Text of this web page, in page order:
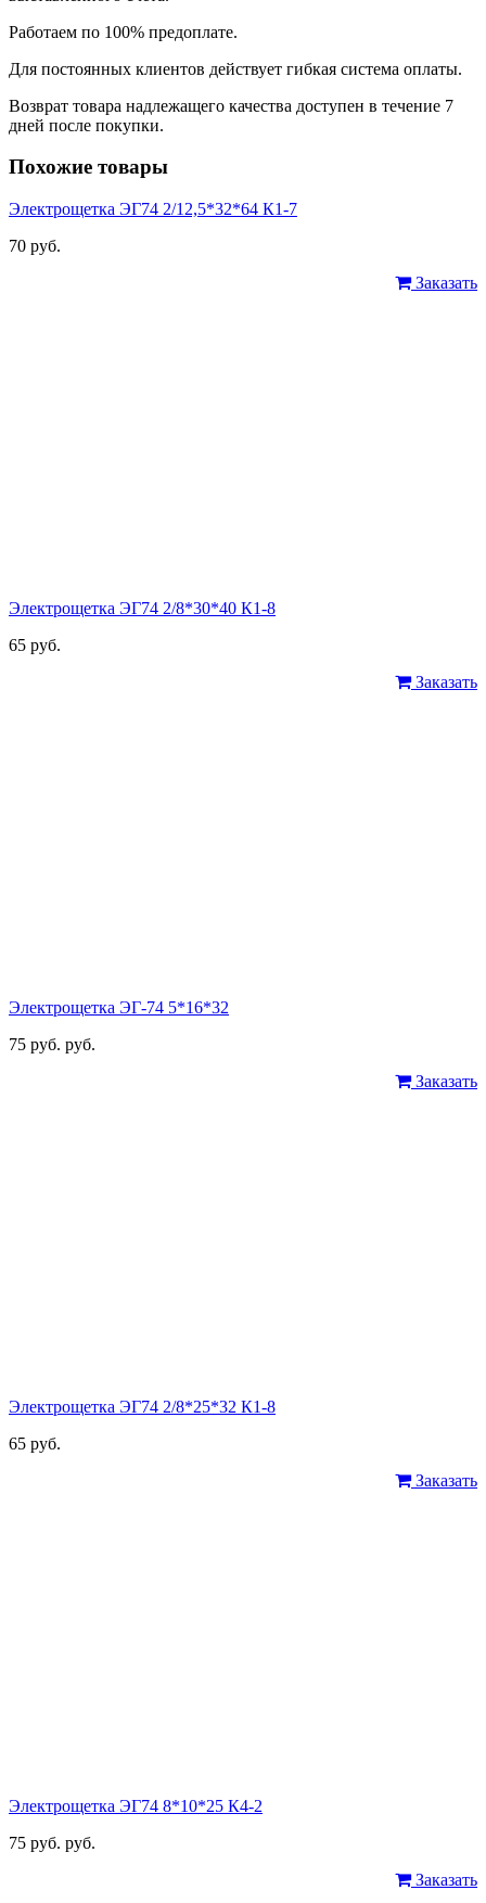
Работаем по 100% предоплате.
Для постоянных клиентов действует гибкая система оплаты.
Возврат товара надлежащего качества доступен в течение 7
дней после покупки.
Похожие товары
Электрощетка ЭГ74 2/12,5*32*64 К1-7
70 руб.
Заказать
Электрощетка ЭГ74 2/8*30*40 К1-8
65 руб.
Заказать
Электрощетка ЭГ-74 5*16*32
75 руб. руб.
Заказать
Электрощетка ЭГ74 2/8*25*32 К1-8
65 руб.
Заказать
Электрощетка ЭГ74 8*10*25 К4-2
75 руб. руб.
Заказать